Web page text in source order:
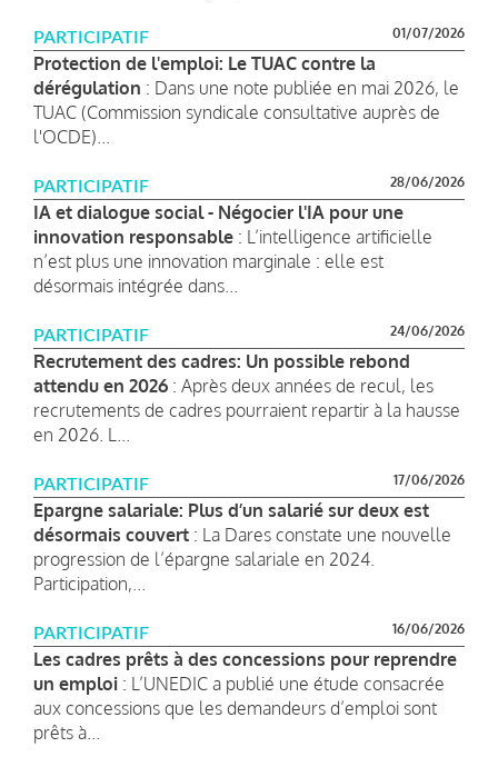
PARTICIPATIF 01/07/2026
Protection de l'emploi: Le TUAC contre la
dérégulation : Dans une note publiée en mai 2026, le
TUAC (Commission syndicale consultative auprès de
l'OCDE)...
PARTICIPATIF 28/06/2026
IA et dialogue social - Négocier l'IA pour une
innovation responsable : L’intelligence artificielle
n’est plus une innovation marginale : elle est
désormais intégrée dans...
PARTICIPATIF 24/06/2026
Recrutement des cadres: Un possible rebond
attendu en 2026 : Après deux années de recul, les
recrutements de cadres pourraient repartir à la hausse
en 2026. L...
PARTICIPATIF 17/06/2026
Epargne salariale: Plus d’un salarié sur deux est
désormais couvert : La Dares constate une nouvelle
progression de l’épargne salariale en 2024.
Participation,...
PARTICIPATIF 16/06/2026
Les cadres prêts à des concessions pour reprendre
un emploi : L’UNEDIC a publié une étude consacrée
aux concessions que les demandeurs d’emploi sont
prêts à...